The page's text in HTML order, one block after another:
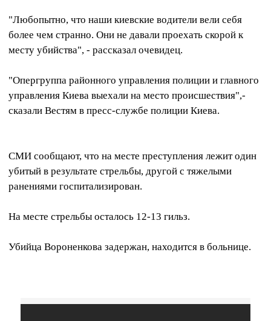
"Любопытно, что наши киевские водители вели себя
более чем странно. Они не давали проехать скорой к
месту убийства", - рассказал очевидец.
"Опергруппа районного управления полиции и главного
управления Киева выехали на место происшествия",-
сказали Вестям в пресс-службе полиции Киева.
СМИ сообщают, что на месте преступления лежит один
убитый в результате стрельбы, другой с тяжелыми
ранениями госпитализирован.
На месте стрельбы осталось 12-13 гильз.
Убийца Вороненкова задержан, находится в больнице.